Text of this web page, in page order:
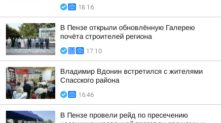
18:16
В Пензе открыли обновлённую Галерею
почёта строителей региона
17:10
Владимир Вдонин встретился с жителями
Спасского района
16:46
В Пензе провели рейд по пресечению